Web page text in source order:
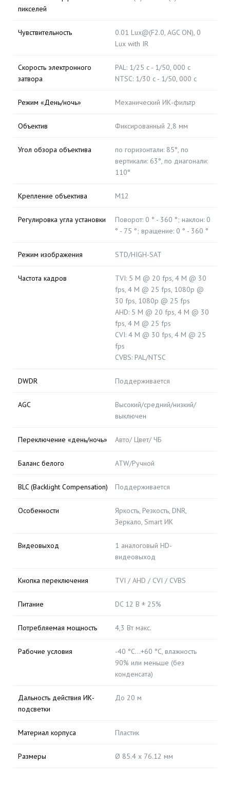
пикселей
Чувствительность
0.01 Lux@(F2.0, AGC ON), 0
Lux with IR
Скорость электронного
затвора
PAL: 1/25 с - 1/50, 000 с
NTSC: 1/30 с - 1/50, 000 с
Режим «День/ночь» Механический ИК-фильтр
Объектив Фиксированный 2,8 мм
Угол обзора объектива
по горизонтали: 85°, по
вертикали: 63°, по диагонали:
110°
Крепление объектива М12
Регулировка угла установки
Поворот: 0 ° - 360 °; наклон: 0
° - 75 °; вращение: 0 ° - 360 °
Режим изображения STD/HIGH-SAT
Частота кадров
TVI: 5 M @ 20 fps, 4 M @ 30
fps, 4 M @ 25 fps, 1080p @
30 fps, 1080p @ 25 fps
AHD: 5 M @ 20 fps, 4 M @ 30
fps, 4 M @ 25 fps
CVI: 4 M @ 30 fps, 4 M @ 25
fps
CVBS: PAL/NTSC
DWDR Поддерживается
AGC
Высокий/средний/низкий/
выключен
Переключение «день/ночь» Авто/ Цвет/ ЧБ
Баланс белого ATW/Ручной
BLC (Backlight Compensation) Поддерживается
Особенности
Яркость, Резкость, DNR,
Зеркало, Smart ИК
Видеовыход
1 аналоговый HD-
видеовыход
Кнопка переключения TVI / AHD / CVI / CVBS
Питание DC 12 В ± 25%
Потребляемая мощность 4,3 Вт макс.
Рабочие условия
-40 °C…+60 °C, влажность
90% или меньше (без
конденсата)
Дальность действия ИК-
подсветки
До 20 м
Материал корпуса Пластик
Размеры Ø 85.4 х 76.12 мм